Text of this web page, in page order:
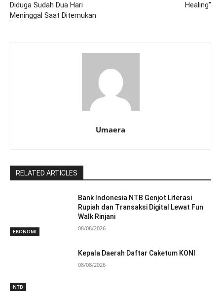
Diduga Sudah Dua Hari
Meninggal Saat Ditemukan
Healing’’
Umaera
RELATED ARTICLES
EKONOMI
Bank Indonesia NTB Genjot Literasi
Rupiah dan Transaksi Digital Lewat Fun
Walk Rinjani
08/08/2026
NTB
Kepala Daerah Daftar Caketum KONI
08/08/2026